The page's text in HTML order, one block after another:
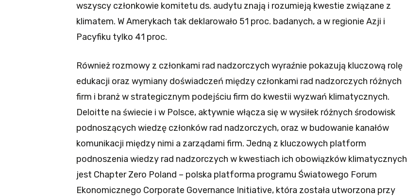
wszyscy członkowie komitetu ds. audytu znają i rozumieją kwestie związane z
klimatem. W Amerykach tak deklarowało 51 proc. badanych, a w regionie Azji i
Pacyfiku tylko 41 proc.
Również rozmowy z członkami rad nadzorczych wyraźnie pokazują kluczową rolę
edukacji oraz wymiany doświadczeń między członkami rad nadzorczych różnych
firm i branż w strategicznym podejściu firm do kwestii wyzwań klimatycznych.
Deloitte na świecie i w Polsce, aktywnie włącza się w wysiłek różnych środowisk
podnoszących wiedzę członków rad nadzorczych, oraz w budowanie kanałów
komunikacji między nimi a zarządami firm. Jedną z kluczowych platform
podnoszenia wiedzy rad nadzorczych w kwestiach ich obowiązków klimatycznych
jest Chapter Zero Poland – polska platforma programu Światowego Forum
Ekonomicznego Corporate Governance Initiative, która została utworzona przy